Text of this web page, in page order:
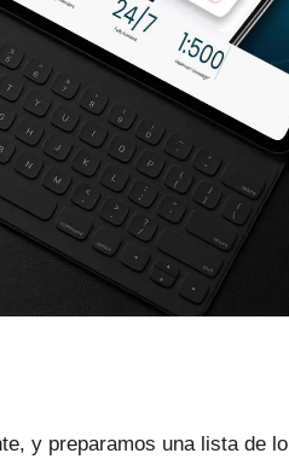
y preparamos una lista de lo